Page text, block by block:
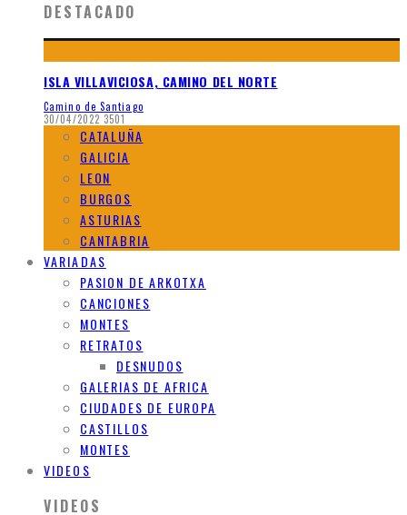
DESTACADO
ISLA VILLAVICIOSA, CAMINO DEL NORTE
Camino de Santiago
30/04/2022 3501
CATALUÑA
GALICIA
LEON
BURGOS
ASTURIAS
CANTABRIA
VARIADAS
PASION DE ARKOTXA
CANCIONES
MONTES
RETRATOS
DESNUDOS
GALERIAS DE AFRICA
CIUDADES DE EUROPA
CASTILLOS
MONTES
VIDEOS
VIDEOS